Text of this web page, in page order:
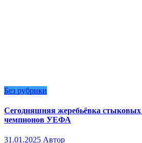
Без рубрики
Сегодняшняя жеребьёвка
чемпионов УЕФА
31.01.2025 Автор